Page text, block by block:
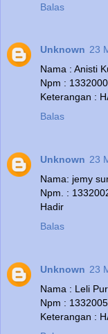
Balas
Unknown 23
Nama : Anisti
Npm :
Keterangan :
Balas
Unknown 23
Nama: jemy
Npm. :
Hadir
Balas
Unknown 23
Nama : Leli
Npm :
Keterangan :